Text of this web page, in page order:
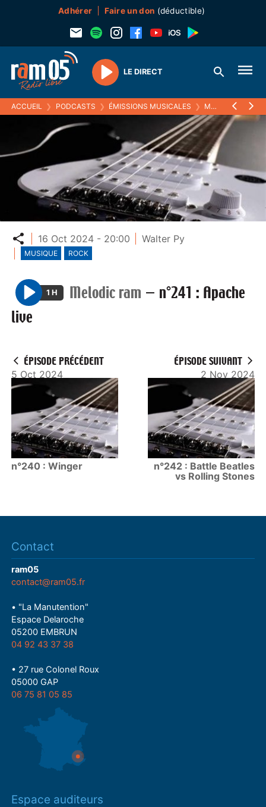
Adhérer Faire un don (déductible)
Play
LE DIRECT
ACCUEIL ❯ PODCASTS ❯ ÉMISSIONS MUSICALES ❯ MELODIC RAM
Partager
16 Oct 2024 - 20:00 Walter Py
MUSIQUE ROCK
P
l
1 H Melodic ram — n°241 : Apache
live
ÉPISODE PRÉCÉDENT
5 Oct 2024
n°240 : Winger
ÉPISODE SUIVANT
2 Nov 2024
n°242 : Battle Beatles
vs Rolling Stones
Contact
ram05
contact@ram05.fr
• "La Manutention"
Espace Delaroche
05200 EMBRUN
04 92 43 37 38
• 27 rue Colonel Roux
05000 GAP
06 75 81 05 85
Espace auditeurs